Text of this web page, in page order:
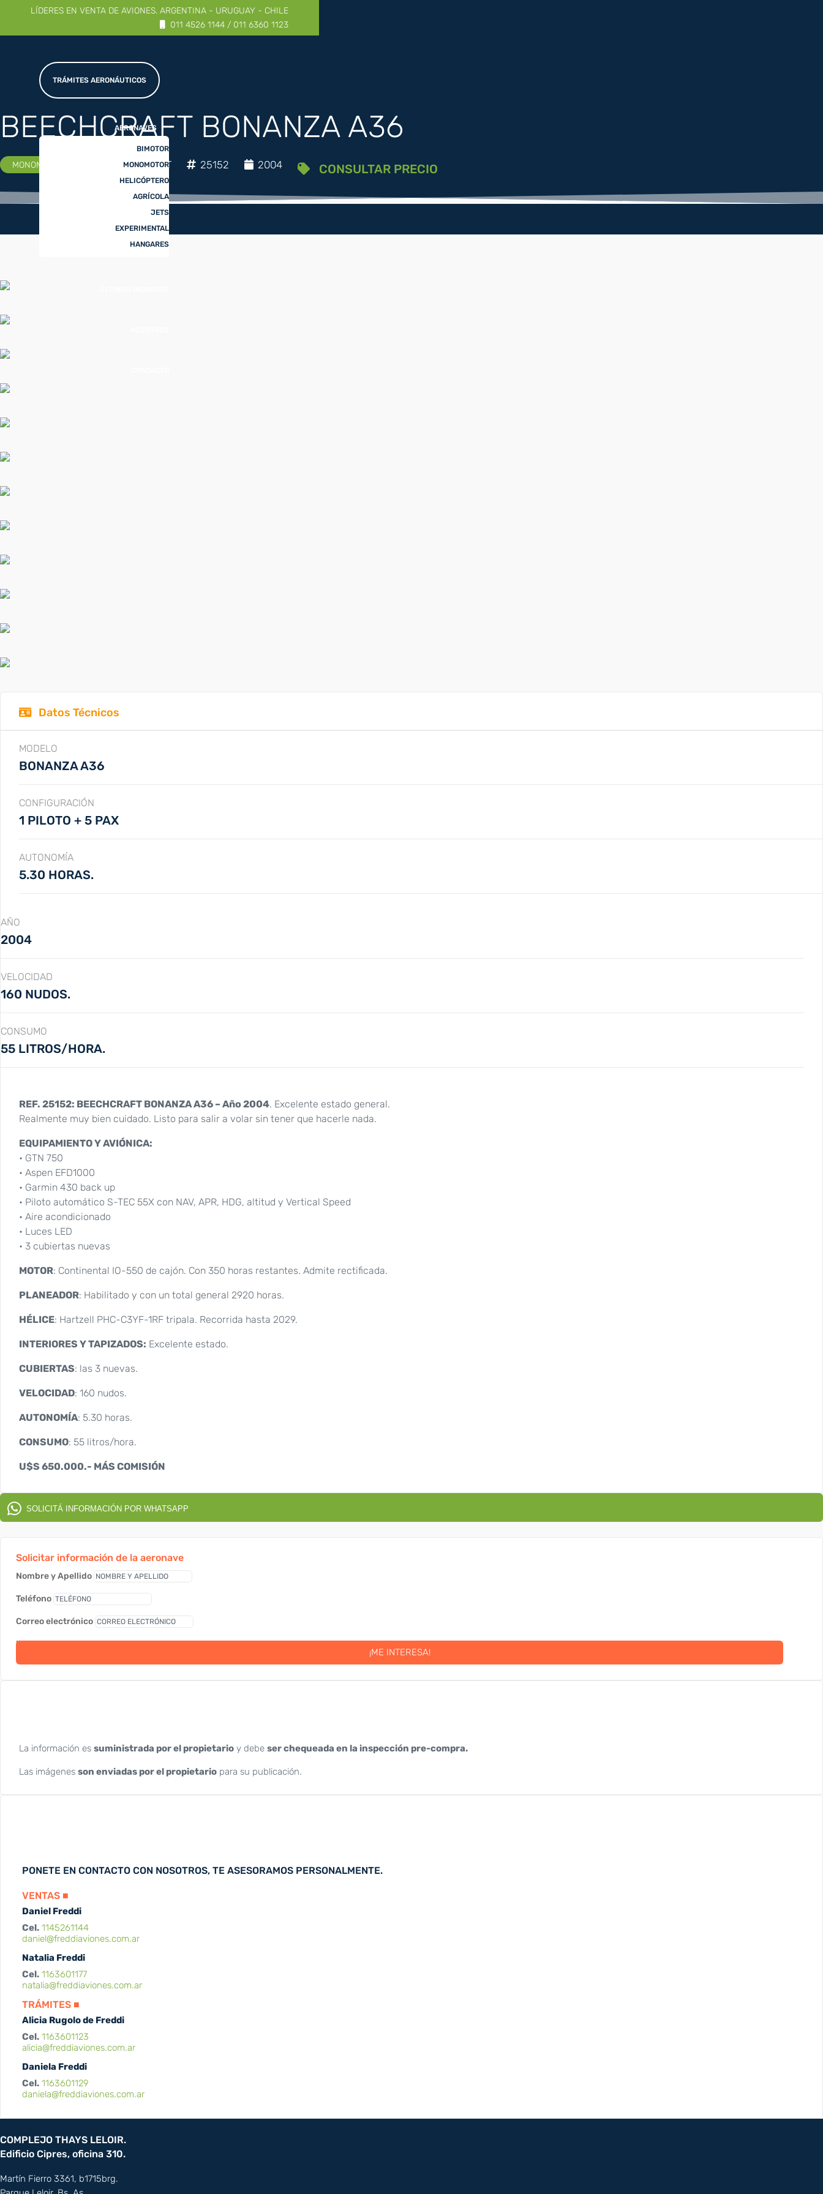
LÍDERES EN VENTA DE AVIONES. ARGENTINA - URUGUAY - CHILE
011 4526 1144 / 011 6360 1123
TRÁMITES AERONÁUTICOS
AERONAVES
BIMOTOR
MONOMOTOR
HELICÓPTERO
AGRÍCOLA
JETS
EXPERIMENTAL
HANGARES
BEECHCRAFT BONANZA A36
MONOMOTOR BEECHCRAFT 25152 2004 CONSULTAR PRECIO
Datos Técnicos
MODELO
BONANZA A36
CONFIGURACIÓN
1 PILOTO + 5 PAX
AUTONOMÍA
5.30 HORAS.
AÑO
2004
VELOCIDAD
160 NUDOS.
CONSUMO
55 LITROS/HORA.
REF. 25152: BEECHCRAFT BONANZA A36 – Año 2004. Excelente estado general.
Realmente muy bien cuidado. Listo para salir a volar sin tener que hacerle nada.
EQUIPAMIENTO Y AVIÓNICA:
• GTN 750
• Aspen EFD1000
• Garmin 430 back up
• Piloto automático S-TEC 55X con NAV, APR, HDG, altitud y Vertical Speed
• Aire acondicionado
• Luces LED
• 3 cubiertas nuevas
MOTOR: Continental IO-550 de cajón. Con 350 horas restantes. Admite rectificada.
PLANEADOR: Habilitado y con un total general 2920 horas.
HÉLICE: Hartzell PHC-C3YF-1RF tripala. Recorrida hasta 2029.
INTERIORES Y TAPIZADOS: Excelente estado.
CUBIERTAS: las 3 nuevas.
VELOCIDAD: 160 nudos.
AUTONOMÍA: 5.30 horas.
CONSUMO: 55 litros/hora.
U$S 650.000.- MÁS COMISIÓN
SOLICITÁ INFORMACIÓN POR WHATSAPP
Solicitar información de la aeronave
Nombre y Apellido
Teléfono
Correo electrónico
link
¡ME INTERESA!
La información es suministrada por el propietario y debe ser chequeada en la inspección pre-compra.
Las imágenes son enviadas por el propietario para su publicación.
PONETE EN CONTACTO CON NOSOTROS, TE ASESORAMOS PERSONALMENTE.
VENTAS ■
Daniel Freddi
Cel. 1145261144
daniel@freddiaviones.com.ar
Natalia Freddi
Cel. 1163601177
natalia@freddiaviones.com.ar
TRÁMITES ■
Alicia Rugolo de Freddi
Cel. 1163601123
alicia@freddiaviones.com.ar
Daniela Freddi
Cel. 1163601129
daniela@freddiaviones.com.ar
COMPLEJO THAYS LELOIR.
Edificio Cipres, oficina 310.
Martín Fierro 3361, b1715brg.